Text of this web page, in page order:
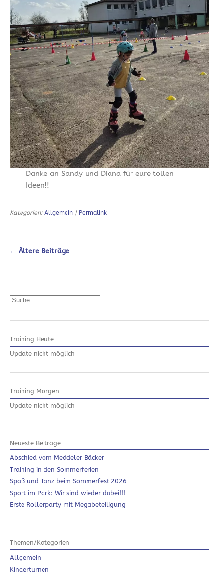
Danke an Sandy und Diana für eure tollen
Ideen!!
Kategorien: Allgemein | Permalink
← Ältere Beiträge
Suchen
Training Heute
Update nicht möglich
Training Morgen
Update nicht möglich
Neueste Beiträge
Abschied vom Meddeler Bäcker
Training in den Sommerferien
Spaß und Tanz beim Sommerfest 2026
Sport im Park: Wir sind wieder dabei!!!
Erste Rollerparty mit Megabeteiligung
Themen/Kategorien
Allgemein
Kinderturnen